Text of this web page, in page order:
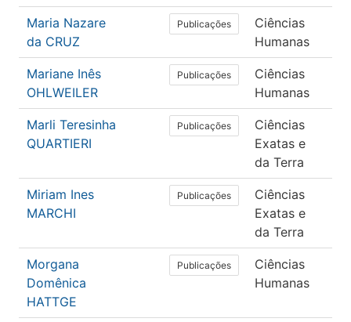
Maria Nazare
da CRUZ
Publicações
Ciências
Humanas
Mariane Inês
OHLWEILER
Publicações
Ciências
Humanas
Marli Teresinha
QUARTIERI
Publicações
Ciências
Exatas e
da Terra
Miriam Ines
MARCHI
Publicações
Ciências
Exatas e
da Terra
Morgana
Domênica
HATTGE
Publicações
Ciências
Humanas